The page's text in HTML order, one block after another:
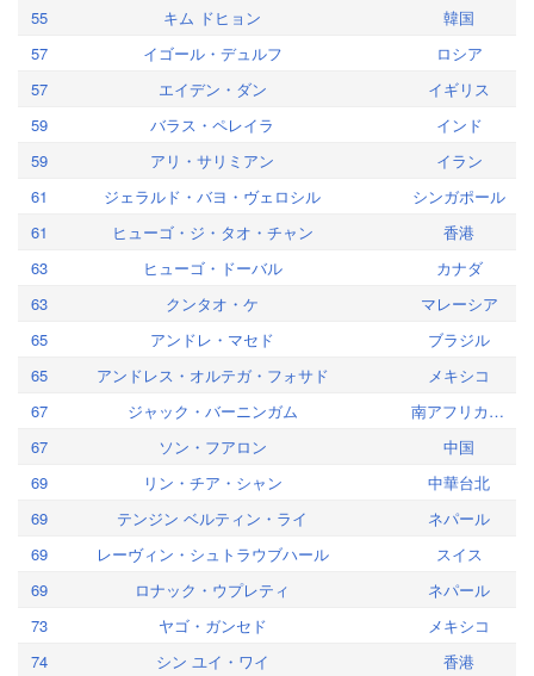
55
キム ドヒョン
韓国
57
イゴール・デュルフ
ロシア
57
エイデン・ダン
イギリス
59
バラス・ペレイラ
インド
59
アリ・サリミアン
イラン
61
ジェラルド・バヨ・ヴェロシル
シンガポール
61
ヒューゴ・ジ・タオ・チャン
香港
63
ヒューゴ・ドーバル
カナダ
63
クンタオ・ケ
マレーシア
65
アンドレ・マセド
ブラジル
65
アンドレス・オルテガ・フォサド
メキシコ
67
ジャック・バーニンガム
南アフリカ共和国
67
ソン・フアロン
中国
69
リン・チア・シャン
中華台北
69
テンジン ベルティン・ライ
ネパール
69
レーヴィン・シュトラウブハール
スイス
69
ロナック・ウプレティ
ネパール
73
ヤゴ・ガンセド
メキシコ
74
シン ユイ・ワイ 香港